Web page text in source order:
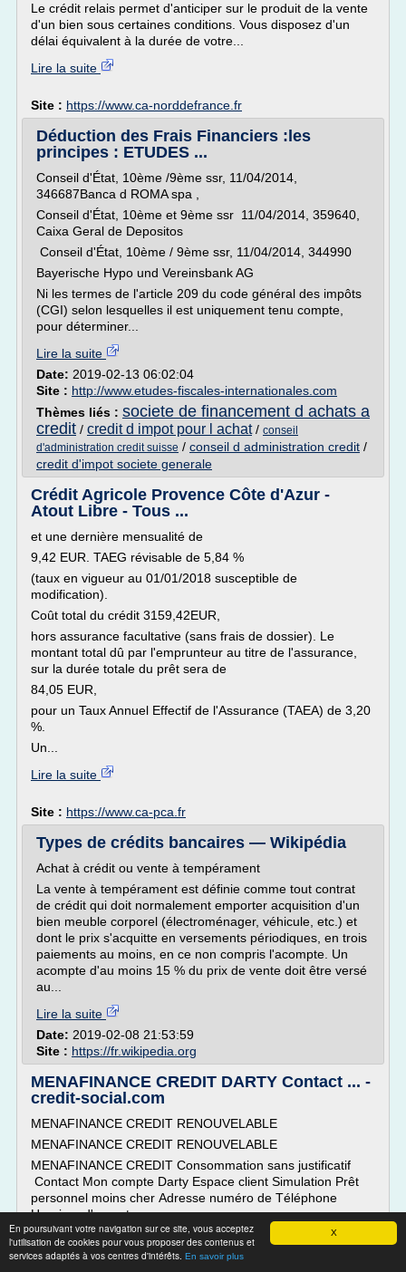
X
En poursuivant votre navigation sur ce site, vous acceptez
l'utilisation de cookies pour vous proposer des contenus et
services adaptés à vos centres d'intérêts. En savoir plus
Le crédit relais permet d'anticiper sur le produit de la vente
d'un bien sous certaines conditions. Vous disposez d'un
délai équivalent à la durée de votre...
Lire la suite
Site : https://www.ca-norddefrance.fr
Déduction des Frais Financiers :les
principes : ETUDES ...
Conseil d'État, 10ème /9ème ssr, 11/04/2014,
346687Banca d ROMA spa ,
Conseil d'État, 10ème et 9ème ssr 11/04/2014, 359640,
Caixa Geral de Depositos
Conseil d'État, 10ème / 9ème ssr, 11/04/2014, 344990
Bayerische Hypo und Vereinsbank AG
Ni les termes de l'article 209 du code général des impôts
(CGI) selon lesquelles il est uniquement tenu compte,
pour déterminer...
Lire la suite
Date: 2019-02-13 06:02:04
Site : http://www.etudes-fiscales-internationales.com
Thèmes liés : societe de financement d achats a
credit / credit d impot pour l achat/ conseil
d'administration credit suisse / conseil d administration credit /
credit d'impot societe generale
Crédit Agricole Provence Côte d'Azur -
Atout Libre - Tous ...
et une dernière mensualité de
9,42 EUR. TAEG révisable de 5,84 %
(taux en vigueur au 01/01/2018 susceptible de
modification).
Coût total du crédit 3159,42EUR,
hors assurance facultative (sans frais de dossier). Le
montant total dû par l'emprunteur au titre de l'assurance,
sur la durée totale du prêt sera de
84,05 EUR,
pour un Taux Annuel Effectif de l'Assurance (TAEA) de 3,20
%.
Un...
Lire la suite
Site : https://www.ca-pca.fr
Types de crédits bancaires — Wikipédia
Achat à crédit ou vente à tempérament
La vente à tempérament est définie comme tout contrat
de crédit qui doit normalement emporter acquisition d'un
bien meuble corporel (électroménager, véhicule, etc.) et
dont le prix s'acquitte en versements périodiques, en trois
paiements au moins, en ce non compris l'acompte. Un
acompte d'au moins 15 % du prix de vente doit être versé
au...
Lire la suite
Date: 2019-02-08 21:53:59
Site : https://fr.wikipedia.org
MENAFINANCE CREDIT DARTY Contact ... -
credit-social.com
MENAFINANCE CREDIT RENOUVELABLE
MENAFINANCE CREDIT RENOUVELABLE
MENAFINANCE CREDIT Consommation sans justificatif
Contact Mon compte Darty Espace client Simulation Prêt
personnel moins cher Adresse numéro de Téléphone
Horaires d'ouverture
Darty Financement MENAFINANCE et son slogan le contrat
de confiance est une Entreprise Française de magasins